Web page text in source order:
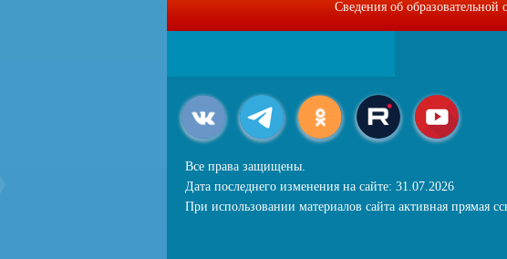
Сведения об образовательной
Все права защищены.
Дата последнего изменения на сайте: 31.07.2026
При использовании материалов сайта активная прямая